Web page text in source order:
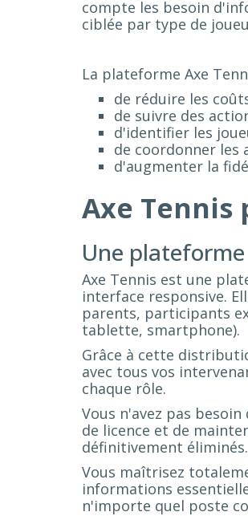
compte les besoin
ciblée par type de
La plateforme Axe
de réduire les
de suivre des
d'identifier les
de coordonner les
d'augmenter la
Axe Tennis
Une
Axe Tennis est une
interface responsive.
parents, participants
tablette, smartphone).
Grâce à cette
avec tous vos
chaque rôle.
Vous n'avez pas
de licence et de
définitivement éliminés.
Vous maîtrisez
informations
n'importe quel poste